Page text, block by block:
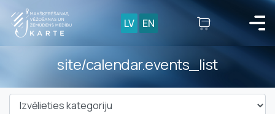
LV EN
site/calendar.events_list